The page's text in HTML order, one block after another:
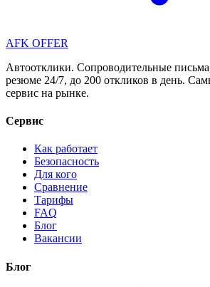
AFK OFFER
Автоотклики. Сопроводительные
резюме 24/7, до 200 откликов в день.
сервис на рынке.
Сервис
Как работает
Безопасность
Для кого
Сравнение
Тарифы
FAQ
Блог
Вакансии
Блог